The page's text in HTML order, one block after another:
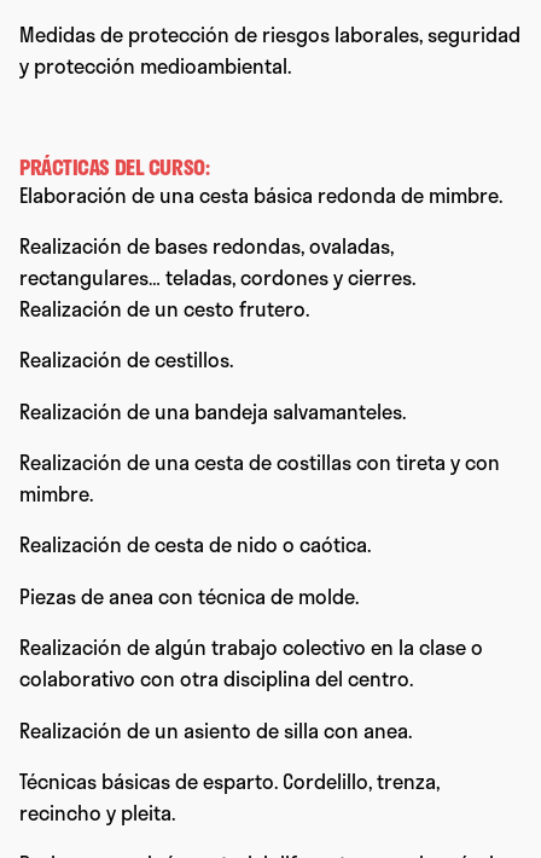
Medidas de protección de riesgos laborales, seguridad
y protección medioambiental.
PRÁCTICAS DEL CURSO:
Elaboración de una cesta básica redonda de mimbre.
Realización de bases redondas, ovaladas,
rectangulares… teladas, cordones y cierres.
Realización de un cesto frutero.
Realización de cestillos.
Realización de una bandeja salvamanteles.
Realización de una cesta de costillas con tireta y con
mimbre.
Realización de cesta de nido o caótica.
Piezas de anea con técnica de molde.
Realización de algún trabajo colectivo en la clase o
colaborativo con otra disciplina del centro.
Realización de un asiento de silla con anea.
Técnicas básicas de esparto. Cordelillo, trenza,
recincho y pleita.